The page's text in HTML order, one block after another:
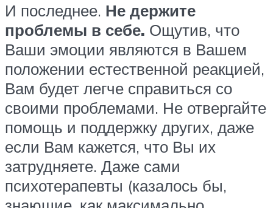
И последнее. Не держите
проблемы в себе. Ощутив, что
Ваши эмоции являются в Вашем
положении естественной реакцией,
Вам будет легче справиться со
своими проблемами. Не отвергайте
помощь и поддержку других, даже
если Вам кажется, что Вы их
затрудняете. Даже сами
психотерапевты (казалось бы,